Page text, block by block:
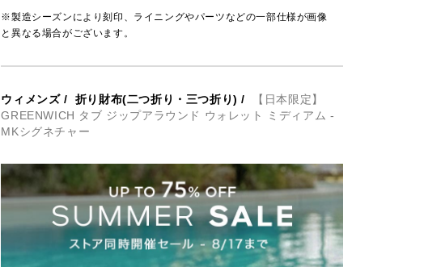
※製造シーズンにより刻印、ライニングやパーツなどの一部仕様が画像
と異なる場合がございます。
ウィメンズ/ 折り財布(二つ折り・三つ折り) /
【日本限定】
GREENWICH タブ ジップアラウンド ウォレット ミディアム -
MKシグネチャー